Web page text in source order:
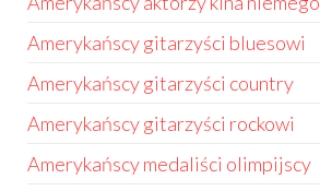
Amerykańscy gitarzyści bluesowi
Amerykańscy gitarzyści country
Amerykańscy gitarzyści rockowi
Amerykańscy medaliści olimpijscy